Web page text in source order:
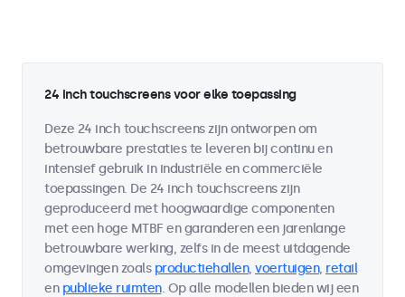
24 inch touchscreens voor elke toepassing
Deze 24 inch touchscreens zijn ontworpen om
betrouwbare prestaties te leveren bij continu en
intensief gebruik in industriële en commerciële
toepassingen. De 24 inch touchscreens zijn
geproduceerd met hoogwaardige componenten
met een hoge MTBF en garanderen een jarenlange
betrouwbare werking, zelfs in de meest uitdagende
omgevingen zoals productiehallen, voertuigen, retail
en publieke ruimten. Op alle modellen bieden wij een